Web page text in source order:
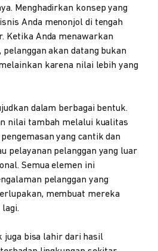
Menghadirkan konsep yang
Anda menonjol di tengah
Ketika Anda menawarkan
pelanggan akan datang bukan
karena nilai lebih yang
dalam berbagai bentuk.
nilai tambah melalui kualitas
yang cantik dan
pelayanan pelanggan yang luar
Semua elemen ini
pelanggan yang
membuat mereka
juga bisa lahir dari hasil